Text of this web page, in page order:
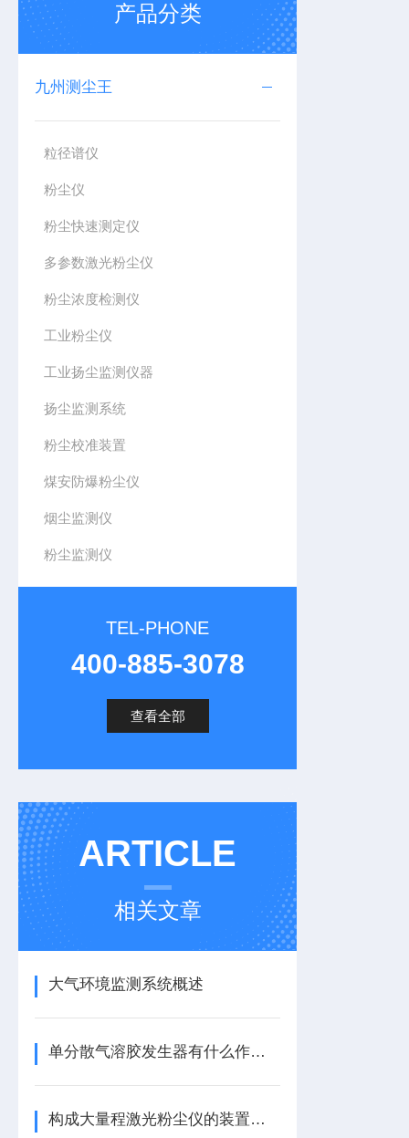
产品分类
九州测尘王
粒径谱仪
粉尘仪
粉尘快速测定仪
多参数激光粉尘仪
粉尘浓度检测仪
工业粉尘仪
工业扬尘监测仪器
扬尘监测系统
粉尘校准装置
煤安防爆粉尘仪
烟尘监测仪
粉尘监测仪
TEL-PHONE
400-885-3078
查看全部
ARTICLE
相关文章
大气环境监测系统概述
单分散气溶胶发生器有什么作用？
构成大量程激光粉尘仪的装置主要有三个，分别是什么呢